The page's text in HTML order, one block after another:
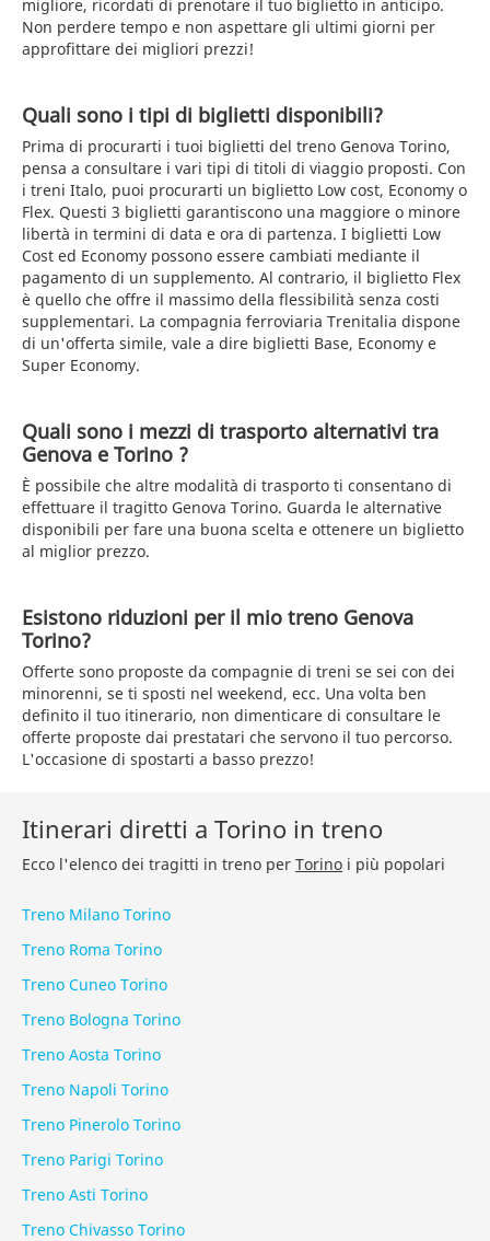
migliore, ricordati di prenotare il tuo biglietto in anticipo.
Non perdere tempo e non aspettare gli ultimi giorni per
approfittare dei migliori prezzi!
Quali sono i tipi di biglietti disponibili?
Prima di procurarti i tuoi biglietti del treno Genova Torino,
pensa a consultare i vari tipi di titoli di viaggio proposti. Con
i treni Italo, puoi procurarti un biglietto Low cost, Economy o
Flex. Questi 3 biglietti garantiscono una maggiore o minore
libertà in termini di data e ora di partenza. I biglietti Low
Cost ed Economy possono essere cambiati mediante il
pagamento di un supplemento. Al contrario, il biglietto Flex
è quello che offre il massimo della flessibilità senza costi
supplementari. La compagnia ferroviaria Trenitalia dispone
di un'offerta simile, vale a dire biglietti Base, Economy e
Super Economy.
Quali sono i mezzi di trasporto alternativi tra
Genova e Torino ?
È possibile che altre modalità di trasporto ti consentano di
effettuare il tragitto Genova Torino. Guarda le alternative
disponibili per fare una buona scelta e ottenere un biglietto
al miglior prezzo.
Esistono riduzioni per il mio treno Genova
Torino?
Offerte sono proposte da compagnie di treni se sei con dei
minorenni, se ti sposti nel weekend, ecc. Una volta ben
definito il tuo itinerario, non dimenticare di consultare le
offerte proposte dai prestatari che servono il tuo percorso.
L'occasione di spostarti a basso prezzo!
Itinerari diretti a Torino in treno
Ecco l'elenco dei tragitti in treno per Torino i più popolari
Treno Milano Torino
Treno Roma Torino
Treno Cuneo Torino
Treno Bologna Torino
Treno Aosta Torino
Treno Napoli Torino
Treno Pinerolo Torino
Treno Parigi Torino
Treno Asti Torino
Treno Chivasso Torino